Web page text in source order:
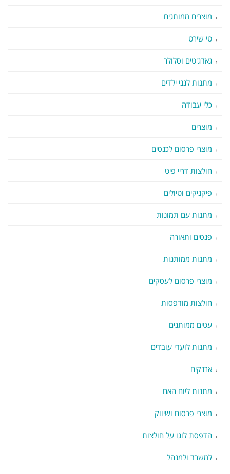
מוצרים ממותגים
טי שירט
גאדג'טים וסלולר
מתנות לגני ילדים
כלי עבודה
מוצרים
מוצרי פרסום לכנסים
חולצות דריי פיט
פיקניקים וטיולים
מתנות עם תמונות
פנסים ותאורה
מתנות ממותגות
מוצרי פרסום לעסקים
חולצות מודפסות
עטים ממותגים
מתנות לועדי עובדים
ארנקים
מתנות ליום האם
מוצרי פרסום ושיווק
הדפסת לוגו על חולצות
למשרד ולמנהל